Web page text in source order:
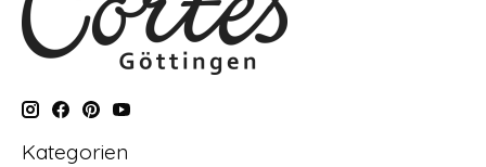
Kategorien